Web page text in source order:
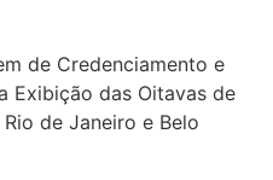
de Credenciamento e
Exibição das Oitavas de
de Janeiro e Belo